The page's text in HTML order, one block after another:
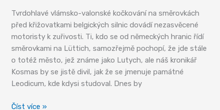
Tvrdohlavé vlámsko-valonské kočkování na směrovkách
před křižovatkami belgických silnic dovádí nezasvěcené
motoristy k zuřivosti. Ti, kdo se od německých hranic řídí
směrovkami na Lüttich, samozřejmě pochopí, že jde stále
o totéž město, jež známe jako Lutych, ale náš kronikář
Kosmas by se jistě divil, jak že se jmenuje památné
Leodicum, kde kdysi studoval. Dnes by
Liège,
Číst více »